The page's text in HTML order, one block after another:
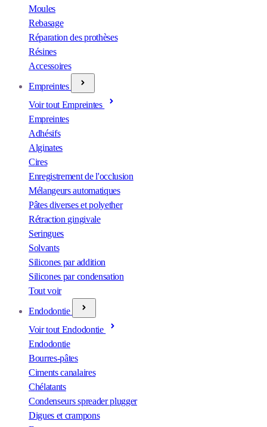
Moules
Rebasage
Réparation des prothèses
Résines
Accessoires
Empreintes
Voir tout Empreintes
Empreintes
Adhésifs
Alginates
Cires
Enregistrement de l'occlusion
Mélangeurs automatiques
Pâtes diverses et polyether
Rétraction gingivale
Seringues
Solvants
Silicones par addition
Silicones par condensation
Tout voir
Endodontie
Voir tout Endodontie
Endodontie
Bourres-pâtes
Ciments canalaires
Chélatants
Condenseurs spreader plugger
Digues et crampons